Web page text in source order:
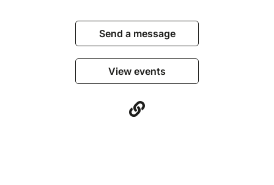
Send a message
View events